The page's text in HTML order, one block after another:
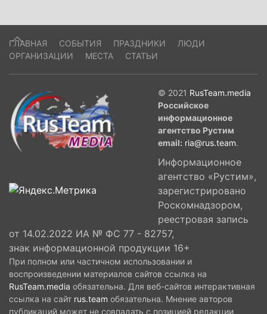
ГЛАВНАЯ СОБЫТИЯ ПРАЗДНИКИ
ЛЮДИ
ОРГАНИЗАЦИИ
МЕСТА СТАТЬИ
© 2021 RusTeam.media
Российское
информационное
агентство Рустим
email: ria@rus.team.
Информационное
агентство «Рустим»,
зарегистрировано
Роскомнадзором,
реестровая запись
от 14.02.2022 ИА № ФС 77 - 82757,
знак информационной продукции 16+
При полном или частичном использовании и
воспроизведении материалов сайтов ссылка на
RusTeam.media обязательна. Для веб-сайтов интерактивная
ссылка на сайт rus.team обязательна. Мнение авторов
публикаций может не совпадать с позицией редакции